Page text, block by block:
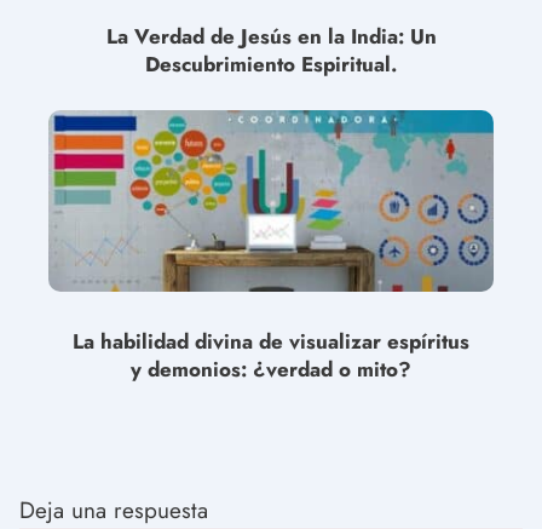
La Verdad de Jesús en la India: Un
Descubrimiento Espiritual.
La habilidad divina de visualizar espíritus
y demonios: ¿verdad o mito?
Deja una respuesta